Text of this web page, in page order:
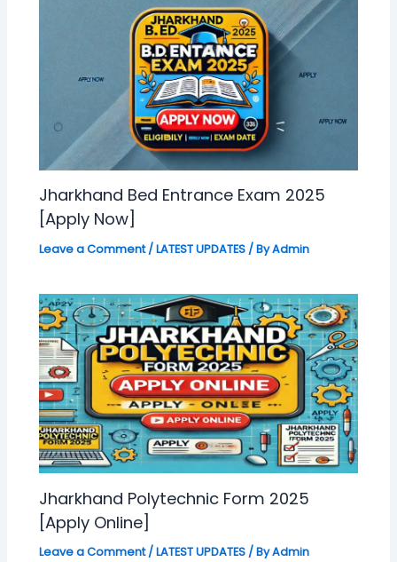
Jharkhand Bed Entrance Exam 2025
[Apply Now]
Leave a Comment /LATEST UPDATES / ByAdmin
Jharkhand Polytechnic Form 2025
[Apply Online]
Leave a Comment /LATEST UPDATES / ByAdmin